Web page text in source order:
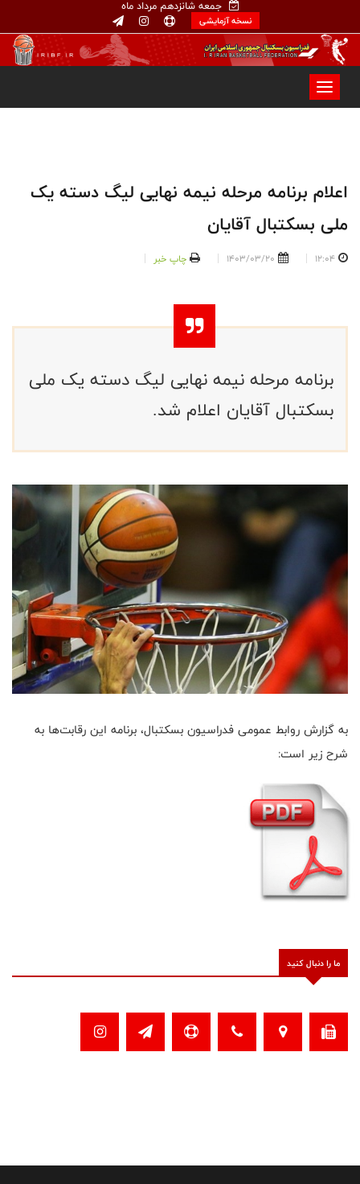
جمعه شانزدهم مرداد ماه
نسخه آزمایشی
اعلام برنامه مرحله نیمه نهایی لیگ دسته یک
ملی بسکتبال آقایان
12:04
1403/03/20 چاپ خبر
برنامه مرحله نیمه نهایی لیگ دسته یک ملی
بسکتبال آقایان اعلام شد.
به گزارش روابط عمومی فدراسیون بسکتبال، برنامه این رقابت‌ها به
شرح زیر است:
ما را دنبال کنید